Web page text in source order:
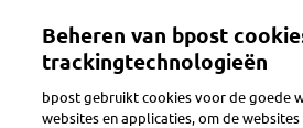
inhoud
Toggle navigation
Beheren van bpost
trackingtechnologieën
bpost gebruikt cookies voor de goede
websites en applicaties, om de